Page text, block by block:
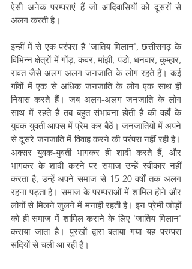
ऐसी अनेक परम्पराएं हैं जो आदिवासियों को दूसरों से
अलग करती है।
इन्हीं में से एक परंपरा है 'जातिय मिलान', छत्तीसगढ़ के
विभिन्न क्षेत्रों में गोंड़, कंवर, मांझी, पंडो, धनवार, कुम्हार,
रावत जैसे अलग-अलग जनजाति के लोग रहते हैं। कई
गॉंवों में एक से अधिक जनजाति के लोग एक साथ ही
निवास करते हैं। जब अलग-अलग जनजाति के लोग
साथ में रहते हैं तब बहुत संभावना होती है की वहाँ के
युवक-युवती आपस में प्रेम कर बैठें। जनजातियों में अपने
से दूसरे जनजाति में विवाह करने की परंपरा नहीं रही है।
अक्सर युवक-युवती भागकर ही शादी करते हैं, और
भागकर के शादी करने पर समाज उन्हें स्वीकार नहीं
करता है, उन्हें अपने समाज से 15-20 वर्षों तक अलग
रहना पड़ता है। समाज के परम्पराओं में शामिल होने और
लोगों से मिलने जुलने में मनाही रहती है। इन प्रेमी जोड़ों
को ही समाज में शामिल कराने के लिए 'जातिय मिलान'
कराया जाता है। पुरखों द्वारा बताया गया यह परम्परा
सदियों से चली आ रही है।